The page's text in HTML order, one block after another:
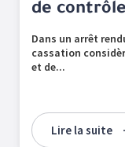
de
Dans un arrêt
cassation
et de...
Lire la suite